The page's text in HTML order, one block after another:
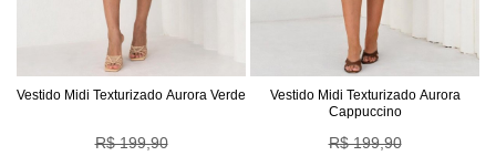
Vestido Midi Texturizado Aurora Verde
R$ 199,90
Vestido Midi Texturizado Aurora
Cappuccino
R$ 199,90